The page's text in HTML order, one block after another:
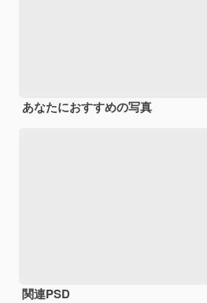
あなたにおすすめの写真
関連PSD